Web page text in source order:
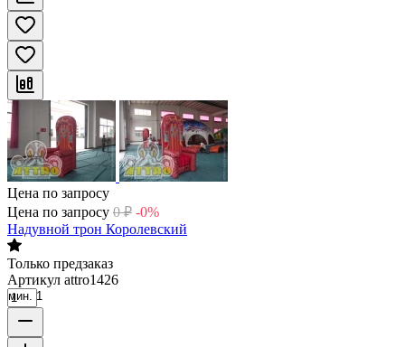
Цена по запросу
Цена по запросу 0 ₽ -0%
Надувной трон Королевский
Только предзаказ
Артикул attro1426
мин. 1